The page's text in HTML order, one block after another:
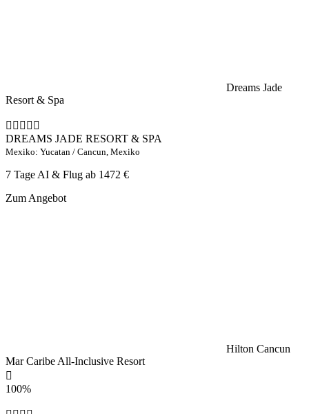
Dreams Jade
Resort & Spa
DREAMS JADE RESORT & SPA
Mexiko: Yucatan / Cancun, Mexiko
7 Tage AI & Flug ab 1472 €
Zum Angebot
Hilton Cancun
Mar Caribe All-Inclusive Resort
100%